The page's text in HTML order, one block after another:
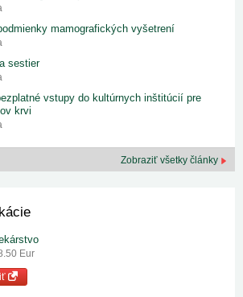
mamografických vyšetrení
sestier
vstupy do kultúrnych inštitúcií pre
krvi
Zobraziť všetky články
Eur